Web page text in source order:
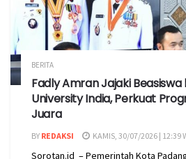
BERITA
Fadly Amran Jajaki Beasiswa
University India, Perkuat
Juara
BY REDAKSI KAMIS, 30/07/2026 | 12:39
Sorotan.id – Pemerintah Kota